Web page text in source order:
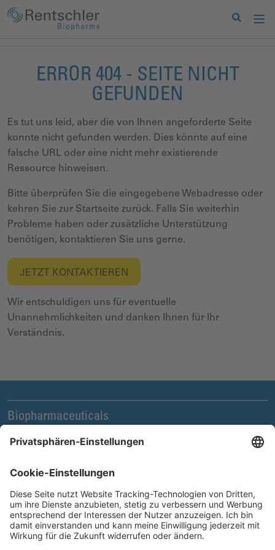
ERROR 404 - SEITE NICHT
GEFUNDEN
Es tut uns leid, aber die von Ihnen angeforderte Seite
konnte nicht gefunden werden. Dies könnte auf eine
falsche URL oder eine nicht mehr existierende
Ressource hinweisen.
Bitte überprüfen Sie die eingegebene Webadresse oder
kehren Sie zur Startseite zurück. Falls Sie weiterhin
Probleme haben oder zusätzliche Unterstützung
benötigen, kontaktieren Sie uns gerne.
JETZT KONTAKTIEREN
Wir entschuldigen uns für eventuelle
Unannehmlichkeiten und danken Ihnen für Ihr
Verständnis.
Biopharmaceuticals
Legal und Compliance
Unternehmen